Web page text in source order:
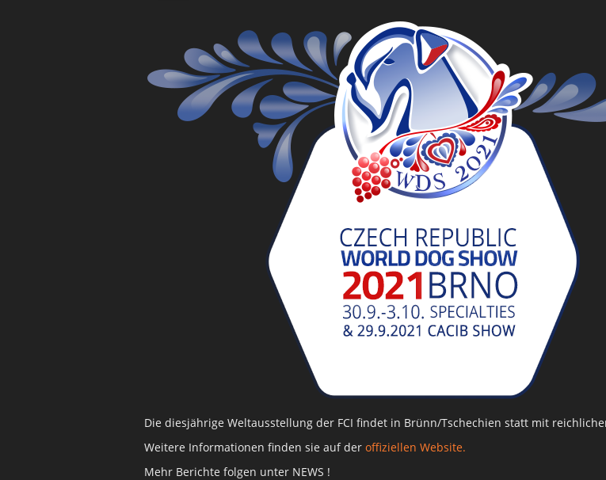
Die diesjährige Weltausstellung der FCI findet in Brünn/Tschechien statt mit
Weitere Informationen finden sie auf der offiziellen Website.
Mehr Berichte folgen unter NEWS !